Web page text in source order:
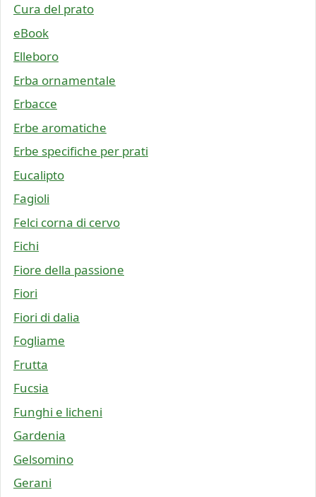
Cura del prato
eBook
Elleboro
Erba ornamentale
Erbacce
Erbe aromatiche
Erbe specifiche per prati
Eucalipto
Fagioli
Felci corna di cervo
Fichi
Fiore della passione
Fiori
Fiori di dalia
Fogliame
Frutta
Fucsia
Funghi e licheni
Gardenia
Gelsomino
Gerani